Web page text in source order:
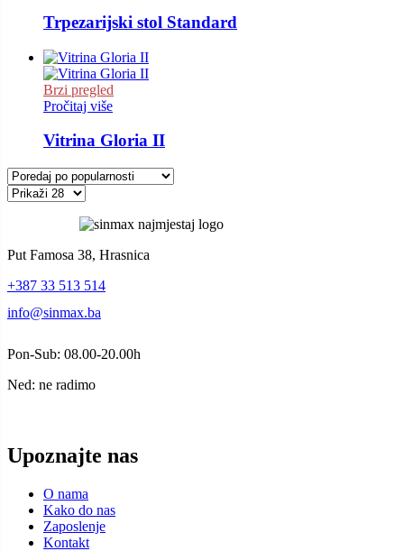
Trpezarijski stol Standard
Brzi pregled
Pročitaj više
Vitrina Gloria II
Put Famosa 38, Hrasnica
+387 33 513 514
info@sinmax.ba
Pon-Sub: 08.00-20.00h
Ned: ne radimo
Upoznajte nas
O nama
Kako do nas
Zaposlenje
Kontakt